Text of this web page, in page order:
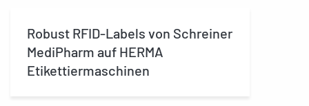
Robust RFID-Labels von Schreiner
MediPharm auf HERMA
Etikettiermaschinen